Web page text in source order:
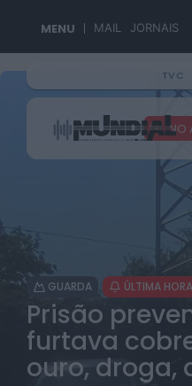
MENU MAIL JORNAIS
TVC
NO
GUARDA ÚLTIMA HORA
Prisão
furtava
ouro, droga,